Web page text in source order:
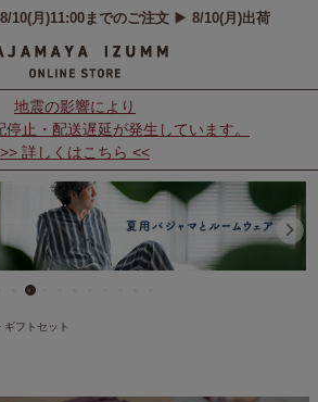
地震の影響により
止・配送遅延が発生しています。
>> 詳しくはこちら <<
ギフトセット